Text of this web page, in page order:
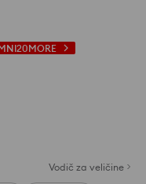
Vodič za veličine